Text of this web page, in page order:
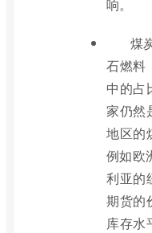
响。
煤
石燃料
中的占
家仍然
地区的
例如欧
利亚的
期货的
库存水